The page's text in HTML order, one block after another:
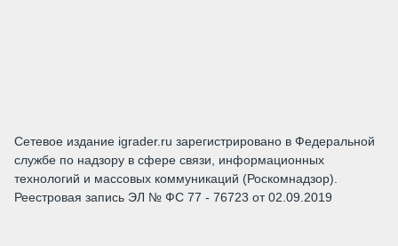
Сетевое издание igrader.ru зарегистрировано в Федеральной
службе по надзору в сфере связи, информационных
технологий и массовых коммуникаций (Роскомнадзор).
Реестровая запись ЭЛ № ФС 77 - 76723 от 02.09.2019